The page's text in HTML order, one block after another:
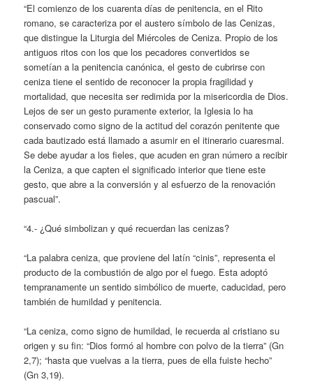
“El comienzo de los cuarenta días de penitencia, en el Rito
romano, se caracteriza por el austero símbolo de las Cenizas,
que distingue la Liturgia del Miércoles de Ceniza. Propio de los
antiguos ritos con los que los pecadores convertidos se
sometían a la penitencia canónica, el gesto de cubrirse con
ceniza tiene el sentido de reconocer la propia fragilidad y
mortalidad, que necesita ser redimida por la misericordia de Dios.
Lejos de ser un gesto puramente exterior, la Iglesia lo ha
conservado como signo de la actitud del corazón penitente que
cada bautizado está llamado a asumir en el itinerario cuaresmal.
Se debe ayudar a los fieles, que acuden en gran número a recibir
la Ceniza, a que capten el significado interior que tiene este
gesto, que abre a la conversión y al esfuerzo de la renovación
pascual”.
“4.- ¿Qué simbolizan y qué recuerdan las cenizas?
“La palabra ceniza, que proviene del latín “cinis”, representa el
producto de la combustión de algo por el fuego. Esta adoptó
tempranamente un sentido simbólico de muerte, caducidad, pero
también de humildad y penitencia.
“La ceniza, como signo de humildad, le recuerda al cristiano su
origen y su fin: “Dios formó al hombre con polvo de la tierra” (Gn
2,7); “hasta que vuelvas a la tierra, pues de ella fuiste hecho”
(Gn 3,19).